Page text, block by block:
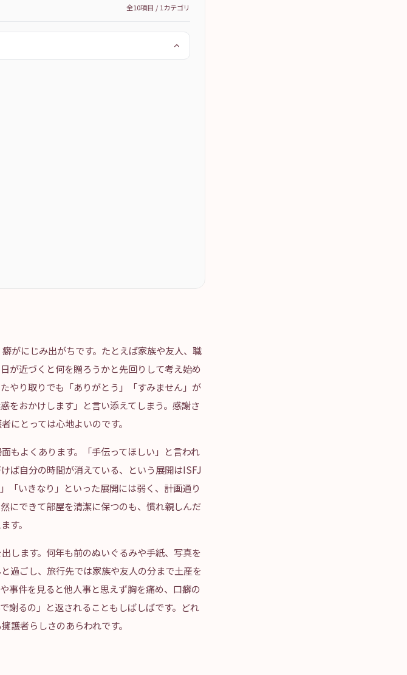
全10項目 / 1カテゴリ
がにじみ出がちです。たとえば家族や友人、職
が近づくと何を贈ろうかと先回りして考え始め
やり取りでも「ありがとう」「すみません」が
をおかけします」と言い添えてしまう。感謝さ
にとっては心地よいのです。
もよくあります。「手伝ってほしい」と言われ
ば自分の時間が消えている、という展開はISFJ
「いきなり」といった展開には弱く、計画通り
にできて部屋を清潔に保つのも、慣れ親しんだ
す。
します。何年も前のぬいぐるみや手紙、写真を
過ごし、旅行先では家族や友人の分まで土産を
事件を見ると他人事と思えず胸を痛め、口癖の
謝るの」と返されることもしばしばです。どれ
護者らしさのあらわれです。